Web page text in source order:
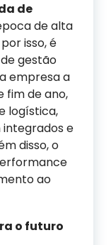
de
de alta
isso, é
gestão
empresa a
fim de ano,
logística,
e
disso, o
ao
o futuro